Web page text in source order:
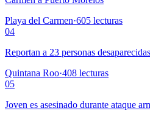
Playa del Carmen·605 lecturas
04
Reportan a 23 personas
Quintana Roo·408 lecturas
05
Joven es asesinado durante ataque